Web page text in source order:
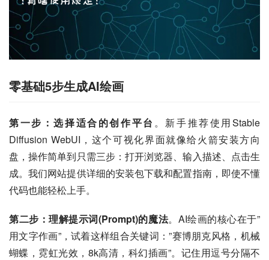
零基础5步生成AI绘画
第一步：选择适合的创作平台 。新手推荐使用Stable
Diffusion WebUI，这个可视化界面就像给火箭安装方向
盘，操作简单到只需三步：打开浏览器、输入描述、点击生
成。我们网站提供详细的安装包下载和配置指南，即使不懂
代码也能轻松上手。
第二步：理解提示词(Prompt)的魔法。AI绘画的核心在于”
用文字作画”，试着这样组合关键词：”赛博朋克风格，机械
蝴蝶，霓虹光效，8k高清，科幻插画”。记住用逗号分隔不